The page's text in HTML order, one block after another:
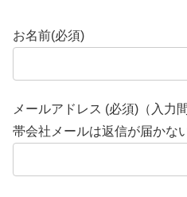
お名前(必須)
メールアドレス (必須)（入力
帯会社メールは返信が届かな